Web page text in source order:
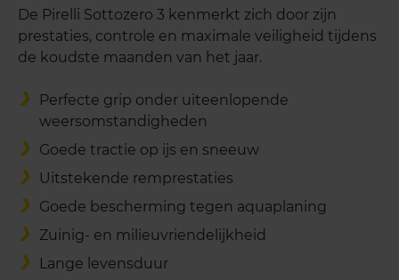
De Pirelli Sottozero 3 kenmerkt zich door zijn
prestaties, controle en maximale veiligheid tijdens
de koudste maanden van het jaar.
Perfecte grip onder uiteenlopende
weersomstandigheden
Goede tractie op ijs en sneeuw
Uitstekende remprestaties
Goede bescherming tegen aquaplaning
Zuinig- en milieuvriendelijkheid
Lange levensduur